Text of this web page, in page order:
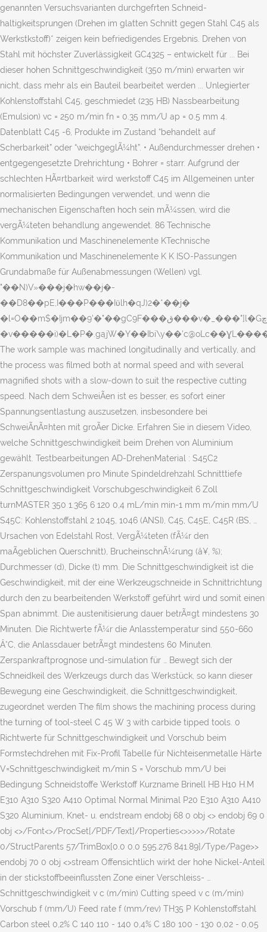
genannten Versuchsvarianten durchgefrten Schneid-
haltigkeitsprungen (Drehen im glatten Schnitt gegen Stahl C45 als
Werkstkstoff)* zeigen kein befriedigendes Ergebnis. Drehen von
Stahl mit höchster Zuverlässigkeit GC4325 – entwickelt für ... Bei
dieser hohen Schnittgeschwindigkeit (350 m/min) erwarten wir
nicht, dass mehr als ein Bauteil bearbeitet werden ... Unlegierter
Kohlenstoffstahl C45, geschmiedet (235 HB) Nassbearbeitung
(Emulsion) vc = 250 m/min fn = 0.35 mm/U ap = 0.5 mm 4.
Datenblatt C45 -6, Produkte im Zustand “behandelt auf
Scherbarkeit” oder “weichgeglÃ¼ht”. • Außendurchmesser drehen •
entgegengesetzte Drehrichtung • Bohrer = starr. Aufgrund der
schlechten HÃ¤rtbarkeit wird werkstoff C45 im Allgemeinen unter
normalisierten Bedingungen verwendet, und wenn die
mechanischen Eigenschaften hoch sein mÃ¼ssen, wird die
vergÃ¼teten behandlung angewendet. 86 Technische
Kommunikation und Maschinenelemente KTechnische
Kommunikation und Maschinenelemente K K ISO-Passungen
Grundabmaße für Außenabmessungen (Wellen) vgl.
"��N)V»���j�hw��j�-
��D8��pE,I���P���Iϋlh�qJ)2�*��j�
�l=O��m$�Ijm��9'�"��gC9F���ق���v�_���"]l�Gچ}!nP�~��P�+�:n
The work sample was machined longitudinally and vertically, and
the process was filmed both at normal speed and with several
magnified shots with a slow-down to suit the respective cutting
speed. Nach dem SchweiÃen ist es besser, es sofort einer
Spannungsentlastung auszusetzen, insbesondere bei
SchweiÃnÃ¤hten mit groÃer Dicke. Erfahren Sie in diesem Video,
welche Schnittgeschwindigkeit beim Drehen von Aluminium
gewählt. Testbearbeitungen AD-DrehenMaterial : S45C2
Zerspanungsvolumen pro Minute Spindeldrehzahl Schnitttiefe
Schnittgeschwindigkeit Vorschubgeschwindigkeit 6 Zoll
turnMASTER 350 1.365 6 120 0,4 mL/min min-1 mm m/min mm/U
S45C: Kohlenstoffstahl 2 1045, 1046 (ANSI), C45, C45E, C45R (BS, …
Ursachen von Edelstahl Rost, VergÃ¼teten (fÃ¼r den
maÃgeblichen Querschnitt), BrucheinschnÃ¼rung (â¥, %);
Durchmesser (d), Dicke (t) mm. Die Schnittgeschwindigkeit ist die
Geschwindigkeit, mit der eine Werkzeugschneide in Schnittrichtung
durch den zu bearbeitenden Werkstoff geführt wird und somit einen
Span abnimmt. Die austenitisierung dauer betrÃ¤gt mindestens 30
Minuten. Die Richtwerte fÃ¼r die Anlasstemperatur sind 550-660
Â°C, die Anlassdauer betrÃ¤gt mindestens 60 Minuten.
Zerspankraftprognose und-simulation für … Bewegt sich der
Schneidkeil des Werkzeugs durch das Werkstück, so kann dieser
Bewegung eine Geschwindigkeit, die Schnittgeschwindigkeit,
zugeordnet werden The film shows the machining process during
the turning of tool-steel C 45 W 3 with carbide tipped tools. 0
Richtwerte für Schnittgeschwindigkeit und Vorschub beim
Formstechdrehen mit Fix-Profil Tabelle für Nichteisenmetalle Härte
V=Schnittgeschwindigkeit m/min S = Vorschub mm/U bei
Bedingung Schneidstoffe Werkstoff Kurzname Brinell HB H10 H.M
E310 A310 S320 A410 Optimal Normal Minimal P20 E310 A310 A410
S320 Aluminium, Knet- u. endstream endobj 68 0 obj <> endobj 69 0
obj <>/Font<>/ProcSet[/PDF/Text]/Properties<>>>>>/Rotate
0/StructParents 57/TrimBox[0.0 0.0 595.276 841.89]/Type/Page>>
endobj 70 0 obj <>stream Offensichtlich wirkt der hohe Nickel-Anteil
in der stickstoffbeeinflussten Zone einer Verschleiss- …
Schnittgeschwindigkeit v c (m/min) Cutting speed v c (m/min)
Vorschub f (mm/U) Feed rate f (mm/rev) TH35 P Kohlenstoffstahl
Carbon steel 0,2% C 140 110 - 140 0,4% C 180 100 - 130 0,02 - 0,05